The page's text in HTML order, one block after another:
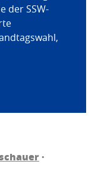
der SSW-
·